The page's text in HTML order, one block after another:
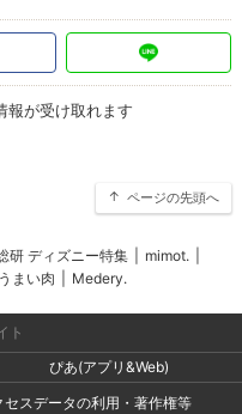
報が受け取れます
ページの先頭へ
研 ディズニー特集 mimot.
うまい肉 Medery.
ト
ぴあ(アプリ&Web)
セスデータの利用・著作権等